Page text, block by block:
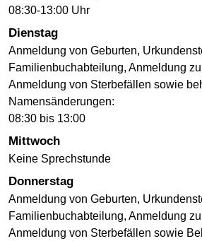
08:30-13:00 Uhr
Dienstag
Anmeldung von Geburten,
Familienbuchabteilung, Anmeldung
Anmeldung von Sterbefällen sowie
Namensänderungen:
08:30 bis 13:00
Mittwoch
Keine Sprechstunde
Donnerstag
Anmeldung von Geburten,
Familienbuchabteilung, Anmeldung
Anmeldung von Sterbefällen sowie